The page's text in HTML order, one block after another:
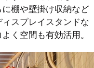
棚や壁掛け収納など
スプレイスタンドな
く空間も有効活用。